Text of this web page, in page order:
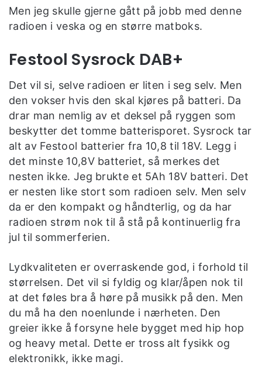
Men jeg skulle gjerne gått på jobb med denne
radioen i veska og en større matboks.
Festool Sysrock DAB+
Det vil si, selve radioen er liten i seg selv. Men
den vokser hvis den skal kjøres på batteri. Da
drar man nemlig av et deksel på ryggen som
beskytter det tomme batterisporet. Sysrock tar
alt av Festool batterier fra 10,8 til 18V. Legg i
det minste 10,8V batteriet, så merkes det
nesten ikke. Jeg brukte et 5Ah 18V batteri. Det
er nesten like stort som radioen selv. Men selv
da er den kompakt og håndterlig, og da har
radioen strøm nok til å stå på kontinuerlig fra
jul til sommerferien.
Lydkvaliteten er overraskende god, i forhold til
størrelsen. Det vil si fyldig og klar/åpen nok til
at det føles bra å høre på musikk på den. Men
du må ha den noenlunde i nærheten. Den
greier ikke å forsyne hele bygget med hip hop
og heavy metal. Dette er tross alt fysikk og
elektronikk, ikke magi.